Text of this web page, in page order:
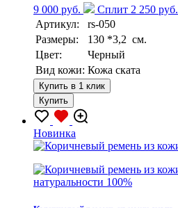
9 000 руб.
Сплит 2 250 руб.
Артикул:
rs-050
Размеры:
130 *3,2 см.
Цвет:
Черный
Вид кожи: Кожа ската
Купить в 1 клик
Купить
Новинка
натуральности 100%